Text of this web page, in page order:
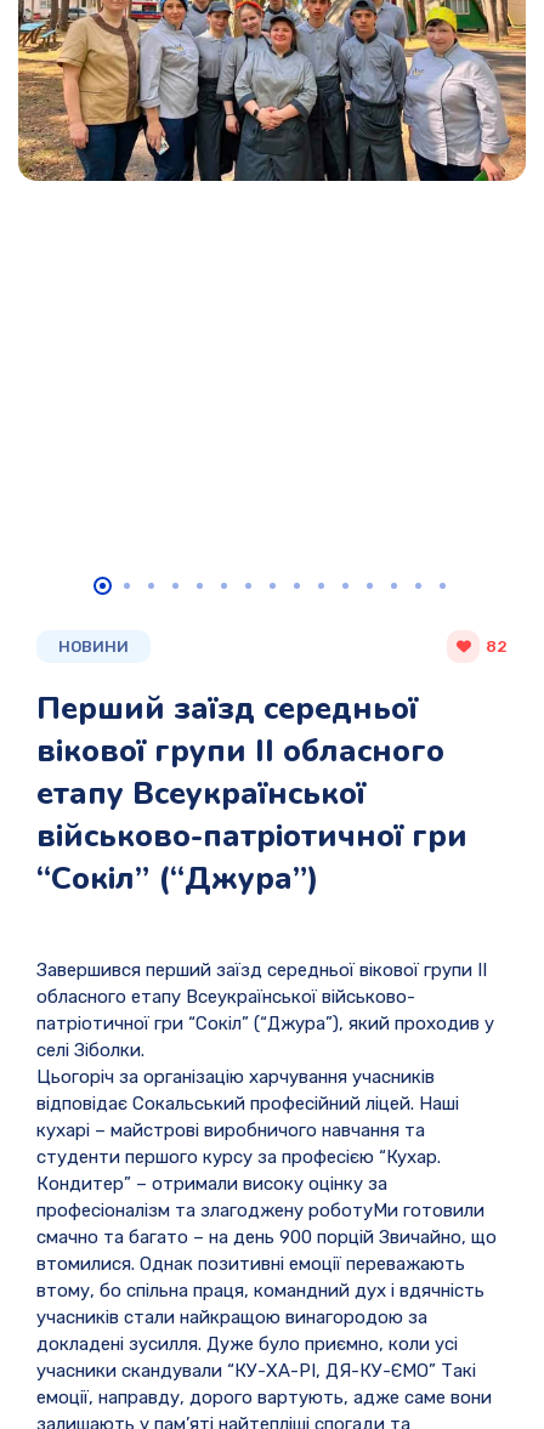
НОВИНИ 82
Перший заїзд середньої
вікової групи ІІ обласного
етапу Всеукраїнської
військово-патріотичної гри
“Сокіл” (“Джура”)
Завершився перший заїзд середньої вікової групи ІІ
обласного етапу Всеукраїнської військово-
патріотичної гри “Сокіл” (“Джура”), який проходив у
селі Зіболки.
Цьогоріч за організацію харчування учасників
відповідає Сокальський професійний ліцей. Наші
кухарі – майстрові виробничого навчання та
студенти першого курсу за професією “Кухар.
Кондитер” – отримали високу оцінку за
професіоналізм та злагоджену роботуМи готовили
смачно та багато – на день 900 порцій Звичайно, що
втомилися. Однак позитивні емоції переважають
втому, бо спільна праця, командний дух і вдячність
учасників стали найкращою винагородою за
докладені зусилля. Дуже було приємно, коли усі
учасники скандували “КУ-ХА-РІ, ДЯ-КУ-ЄМО” Такі
емоції, направду, дорого вартують, адже саме вони
залишають у пам’яті найтепліші спогади та